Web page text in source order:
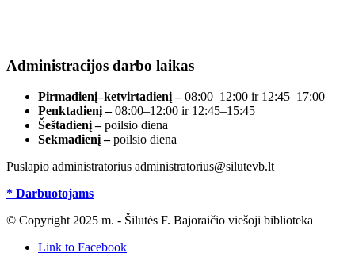
Administracijos darbo laikas
Pirmadienį–ketvirtadienį –08:00–12:00 ir 12:45–17:00
Penktadienį –08:00–12:00 ir 12:45–15:45
Šeštadienį –poilsio diena
Sekmadienį –poilsio diena
Puslapio administratorius administratorius@silutevb.lt
* Darbuotojams
© Copyright 2025 m. - Šilutės F. Bajoraičio viešoji biblioteka
Link to Facebook